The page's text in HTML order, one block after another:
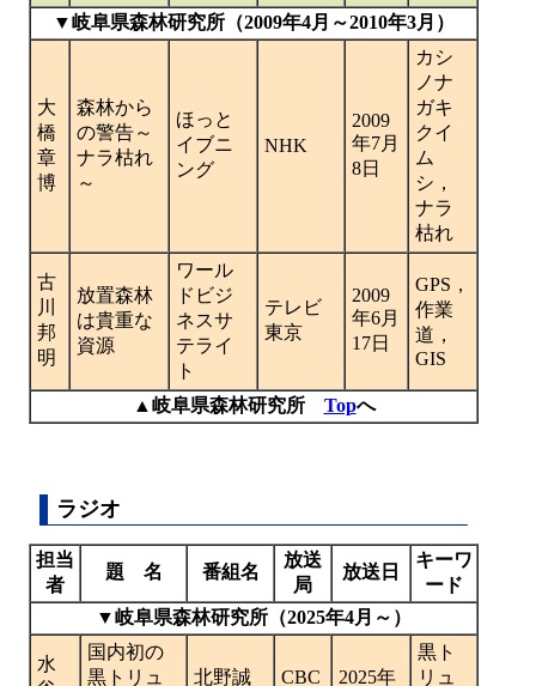
▼岐阜県森林研究所（2009年4月～2010年3月）
大
橋
章
博
森林から
の警告～
ナラ枯れ
～
ほっと
イブニ
ング
NHK
2009
年7月
8日
カシ
ノナ
ガキ
クイ
ム
シ，
ナラ
枯れ
古
川
邦
明
放置森林
は貴重な
資源
ワール
ドビジ
ネスサ
テライ
ト
テレビ
東京
2009
年6月
17日
GPS，
作業
道，
GIS
▲岐阜県森林研究所 Topへ
ラジオ
担当
者
題 名 番組名
放送
局
放送日
キーワ
ード
▼岐阜県森林研究所（2025年4月～）
水
国内初の
黒トリュ
北野誠
CBC
2025年
黒ト
リュ